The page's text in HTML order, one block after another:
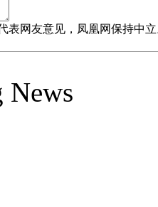
表网友意见，凤凰网保持中
News